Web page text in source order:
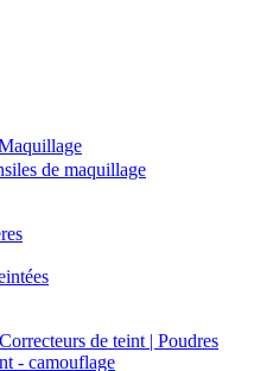
de maquillage
de teint | Poudres
- camouflage